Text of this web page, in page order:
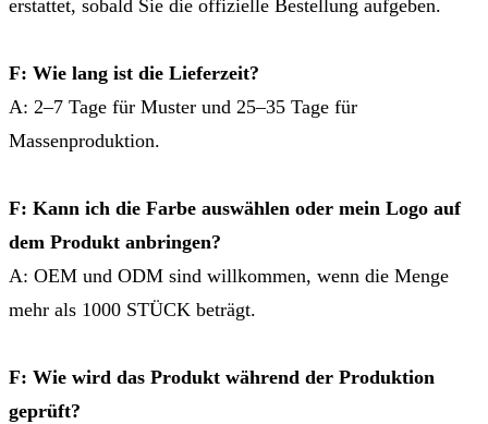
erstattet, sobald Sie die offizielle Bestellung aufgeben.
F: Wie lang ist die Lieferzeit?
A: 2–7 Tage für Muster und 25–35 Tage für
Massenproduktion.
F: Kann ich die Farbe auswählen oder mein Logo auf
dem Produkt anbringen?
A: OEM und ODM sind willkommen, wenn die Menge
mehr als 1000 STÜCK beträgt.
F: Wie wird das Produkt während der Produktion
geprüft?